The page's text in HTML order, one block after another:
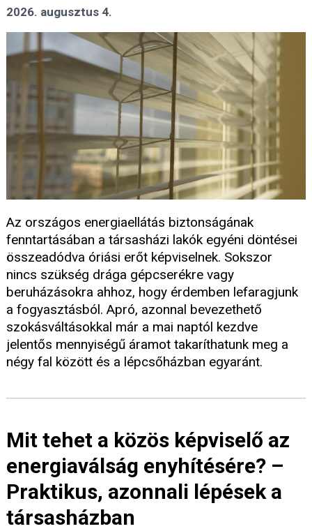
2026. augusztus 4.
Az országos energiaellátás biztonságának
fenntartásában a társasházi lakók egyéni döntései
összeadódva óriási erőt képviselnek. Sokszor
nincs szükség drága gépcserékre vagy
beruházásokra ahhoz, hogy érdemben lefaragjunk
a fogyasztásból. Apró, azonnal bevezethető
szokásváltásokkal már a mai naptól kezdve
jelentős mennyiségű áramot takaríthatunk meg a
négy fal között és a lépcsőházban egyaránt.
Mit tehet a közös képviselő az
energiaválság enyhítésére? –
Praktikus, azonnali lépések a
társasházban